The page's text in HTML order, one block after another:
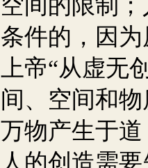
空间的限制
条件的，因
上帝“从虚无
间、空间和
万物产生于
人的创造需